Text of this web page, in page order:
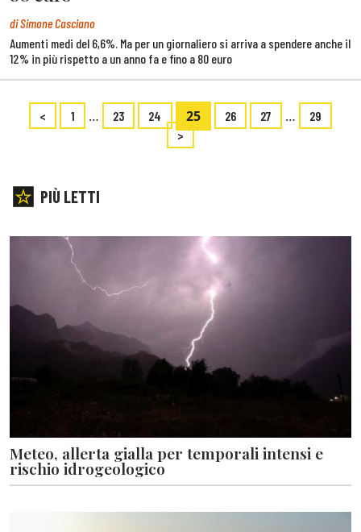
di Simone Casciano
Aumenti medi del 6,6%. Ma per un giornaliero si arriva a spendere anche il
12% in più rispetto a un anno fa e fino a 80 euro
< 1 … 23 24 25 26 27 …
29
>
PIÙ LETTI
Meteo, allerta gialla per temporali intensi e
rischio idrogeologico